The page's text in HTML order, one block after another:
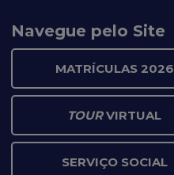
Navegue pelo Site
MATRÍCULAS 2026
TOURVIRTUAL
SERVIÇO SOCIAL